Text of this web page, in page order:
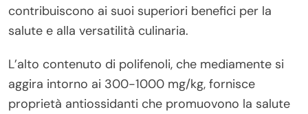
contribuiscono ai suoi superiori benefici per la
salute e alla versatilità culinaria.
L’alto contenuto di polifenoli, che mediamente si
aggira intorno ai 300-1000 mg/kg, fornisce
proprietà antiossidanti che promuovono la salute